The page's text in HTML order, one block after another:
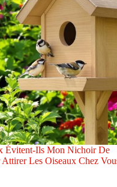
Évitent-Ils Mon Nichoir De
Attirer Les Oiseaux Chez